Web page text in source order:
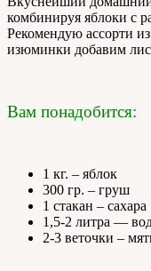
комбинируя яблоки с
Рекомендую ассорти
изюминки добавим
Вам понадобится:
1 кг. – яблок
300 гр. – груш
1 стакан – сахара
1,5-2 литра —
2-3 веточки –